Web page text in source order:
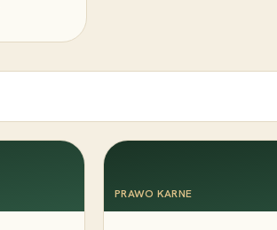
PRAWO KARNE